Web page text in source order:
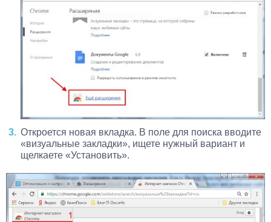
Откроется новая вкладка. В поле для поиска вводите
«визуальные закладки», ищете нужный вариант и
щелкаете «Установить».